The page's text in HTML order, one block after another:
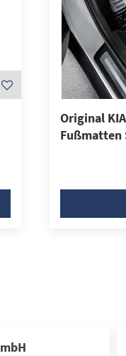
Original
Fußmatten